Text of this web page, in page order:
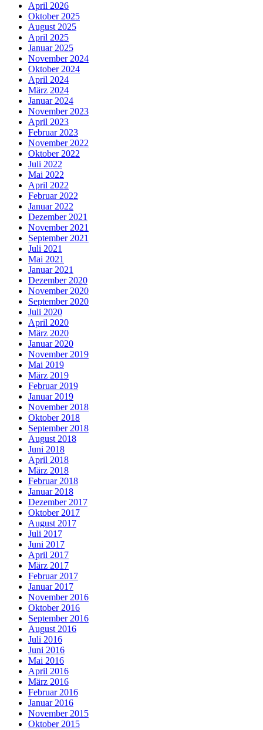
April 2026
Oktober 2025
August 2025
April 2025
Januar 2025
November 2024
Oktober 2024
April 2024
März 2024
Januar 2024
November 2023
April 2023
Februar 2023
November 2022
Oktober 2022
Juli 2022
Mai 2022
April 2022
Februar 2022
Januar 2022
Dezember 2021
November 2021
September 2021
Juli 2021
Mai 2021
Januar 2021
Dezember 2020
November 2020
September 2020
Juli 2020
April 2020
März 2020
Januar 2020
November 2019
Mai 2019
März 2019
Februar 2019
Januar 2019
November 2018
Oktober 2018
September 2018
August 2018
Juni 2018
April 2018
März 2018
Februar 2018
Januar 2018
Dezember 2017
Oktober 2017
August 2017
Juli 2017
Juni 2017
April 2017
März 2017
Februar 2017
Januar 2017
November 2016
Oktober 2016
September 2016
August 2016
Juli 2016
Juni 2016
Mai 2016
April 2016
März 2016
Februar 2016
Januar 2016
November 2015
Oktober 2015